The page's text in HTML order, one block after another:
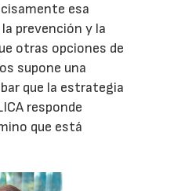
esa
prevención y la
otras opciones de
supone una
que la estrategia
responde
que está